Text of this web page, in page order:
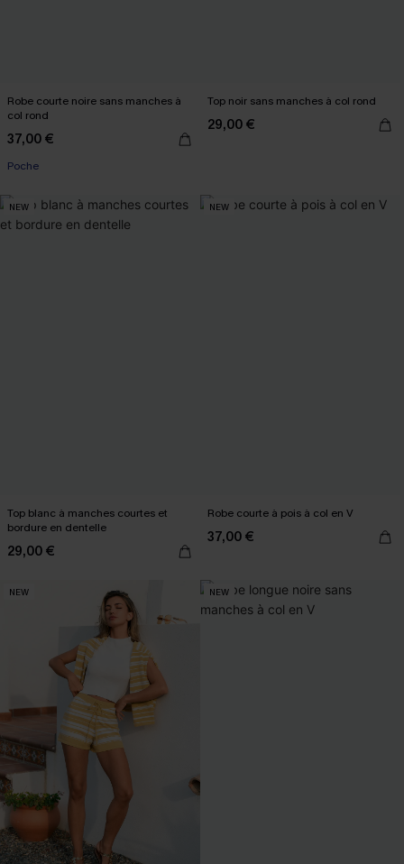
Robe courte noire sans manches à
col rond
37,00 €
Poche
Top noir sans manches à col rond
29,00 €
NEW
Top blanc à manches courtes et
bordure en dentelle
29,00 €
NEW
Robe courte à pois à col en V
37,00 €
NEW NEW